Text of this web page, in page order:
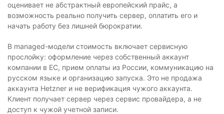
оценивает не абстрактный европейский прайс, а
возможность реально получить сервер, оплатить его и
начать работу без лишней бюрократии.
В managed-модели стоимость включает сервисную
прослойку: оформление через собственный аккаунт
компании в ЕС, прием оплаты из России, коммуникацию на
русском языке и организацию запуска. Это не продажа
аккаунта Hetzner и не верификация чужого аккаунта.
Клиент получает сервер через сервис провайдера, а не
доступ к чужой учетной записи.